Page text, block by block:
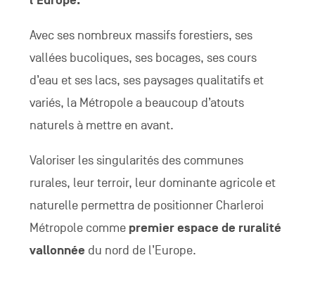
Avec ses nombreux massifs forestiers, ses
vallées bucoliques, ses bocages, ses cours
d’eau et ses lacs, ses paysages qualitatifs et
variés, la Métropole a beaucoup d’atouts
naturels à mettre en avant.
Valoriser les singularités des communes
rurales, leur terroir, leur dominante agricole et
naturelle permettra de positionner Charleroi
Métropole comme premier espace de ruralité
vallonnée du nord de l’Europe.